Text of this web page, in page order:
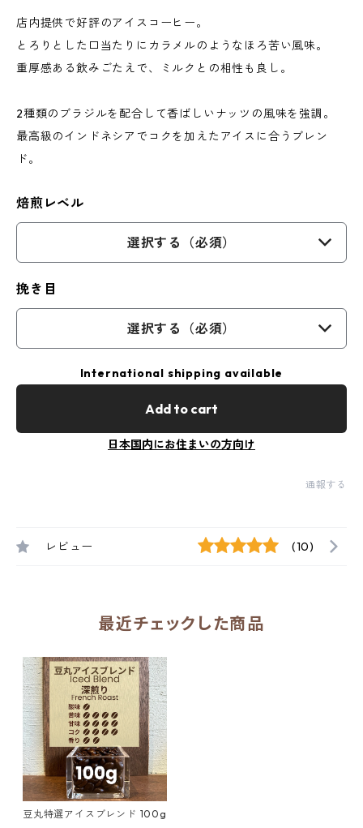
店内提供で好評のアイスコーヒー。
とろりとした口当たりにカラメルのようなほろ苦い風味。
重厚感ある飲みごたえで、ミルクとの相性も良し。
2種類のブラジルを配合して香ばしいナッツの風味を強調。
最高級のインドネシアでコクを加えたアイスに合うブレン
ド。
焙煎レベル
選択する（必須）
挽き目
選択する（必須）
International shipping available
Add to cart
日本国内にお住まいの方向け
通報する
レビュー (10)
最近チェックした商品
豆丸特選アイスブレンド 100g